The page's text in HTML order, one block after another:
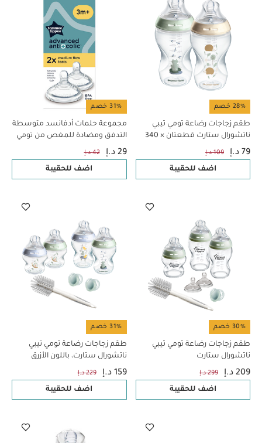
28% خصم
طقم زجاجات رضاعة تومي تيبي
ناتشورال ستارت قطعتان × 340
مل
79 د.إ 109 د.إ
اضف للحقيبة
31% خصم
مجموعة حلمات أدفانسد متوسطة
التدفق ومضادة للمغص من تومي
تيبي - قطعتان
29 د.إ 42 د.إ
اضف للحقيبة
30% خصم
طقم زجاجات رضاعة تومي تيبي
ناتشورال ستارت
209 د.إ 299 د.إ
اضف للحقيبة
31% خصم
طقم زجاجات رضاعة تومي تيبي
ناتشورال ستارت، باللون الأزرق
159 د.إ 229 د.إ
اضف للحقيبة